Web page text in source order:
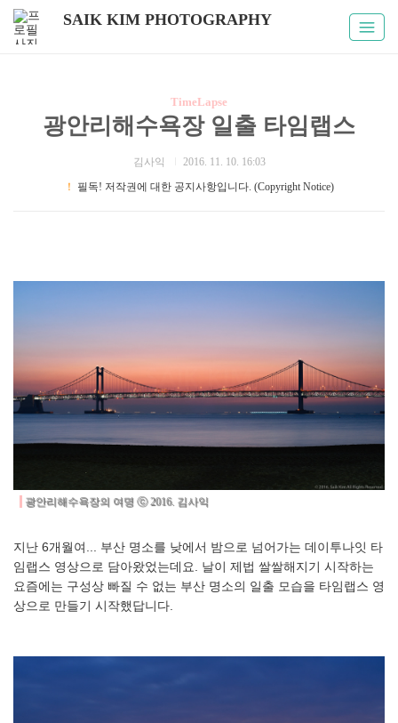
SAIK KIM PHOTOGRAPHY
TimeLapse
광안리해수욕장 일출 타임랩스
김사익
2016. 11. 10. 16:03
！
필독! 저작권에 대한 공지사항입니다. (Copyright Notice)
광안리해수욕장의 여명 ⓒ 2016. 김사익
지난 6개월여... 부산 명소를 낮에서 밤으로 넘어가는 데이투나잇 타
임랩스 영상으로 담아왔었는데요. 날이 제법 쌀쌀해지기 시작하는
요즘에는 구성상 빠질 수 없는 부산 명소의 일출 모습을 타임랩스 영
상으로 만들기 시작했답니다.